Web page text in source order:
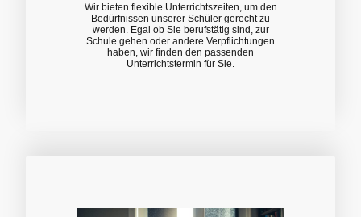
Wir bieten flexible Unterrichtszeiten, um den
Bedürfnissen unserer Schüler gerecht zu
werden. Egal ob Sie berufstätig sind, zur
Schule gehen oder andere Verpflichtungen
haben, wir finden den passenden
Unterrichtstermin für Sie.